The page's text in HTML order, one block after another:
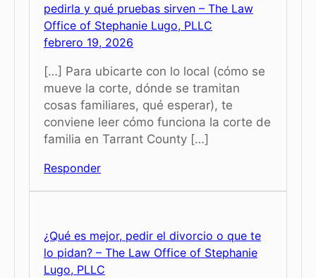
pedirla y qué pruebas sirven – The Law
Office of Stephanie Lugo, PLLC
febrero 19, 2026
[…] Para ubicarte con lo local (cómo se
mueve la corte, dónde se tramitan
cosas familiares, qué esperar), te
conviene leer cómo funciona la corte de
familia en Tarrant County […]
Responder
¿Qué es mejor, pedir el divorcio o que te
lo pidan? – The Law Office of Stephanie
Lugo, PLLC